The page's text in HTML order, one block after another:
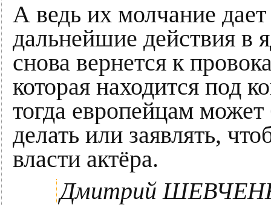
А ведь их молчание
дальнейшие действия в
снова вернется к
которая находится под
тогда европейцам
делать или заявлять,
власти актёра.
Дмитрий